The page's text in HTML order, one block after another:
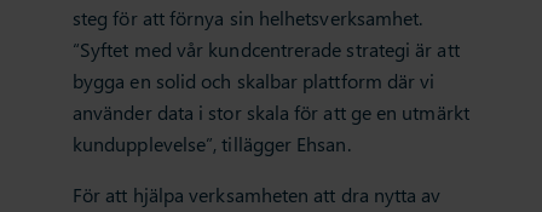
steg för att förnya sin helhetsverksamhet.
“Syftet med vår kundcentrerade strategi är att
bygga en solid och skalbar plattform där vi
använder data i stor skala för att ge en utmärkt
kundupplevelse”, tillägger Ehsan.
För att hjälpa verksamheten att dra nytta av